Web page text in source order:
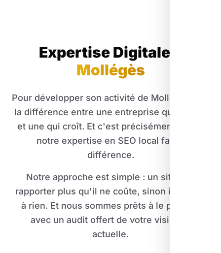
Expertise Digitale
Mollégès
Pour développer son activité de Mollégès, fait
la différence entre une entreprise qui stagne
et une qui croît. Et c'est précisément là que
notre expertise en SEO local fait la
différence.
Notre approche est simple : un site doit
rapporter plus qu'il ne coûte, sinon il ne sert
à rien. Et nous sommes prêts à le prouver
avec un audit offert de votre visibilité
actuelle.